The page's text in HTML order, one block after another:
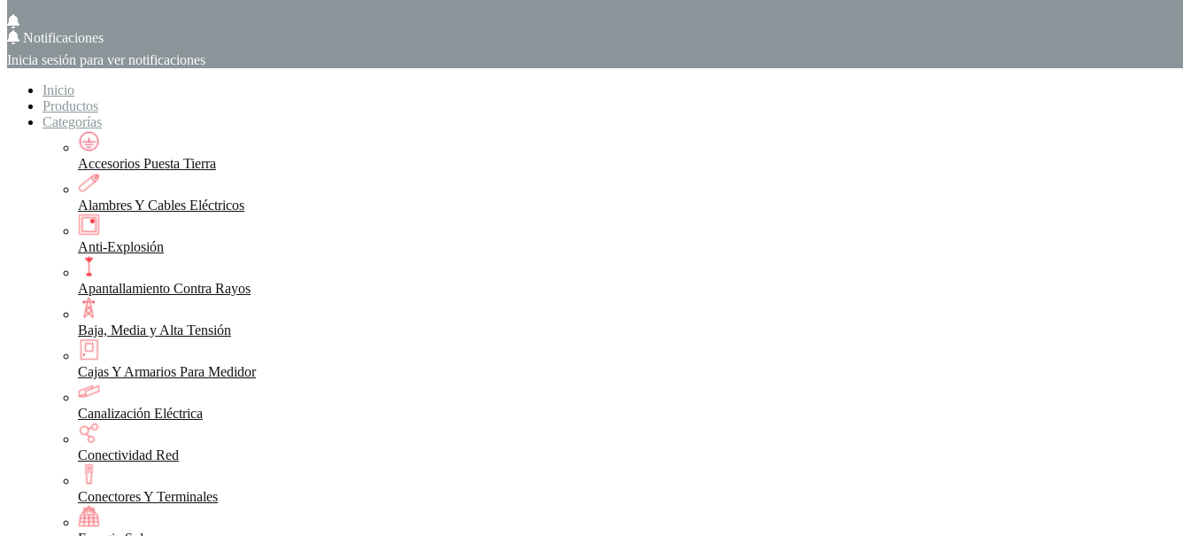
Notificaciones
Inicia sesión para ver notificaciones
Inicio
Productos
Categorías
Accesorios Puesta Tierra
Alambres Y Cables Eléctricos
Anti-Explosión
Apantallamiento Contra Rayos
Baja, Media y Alta Tensión
Cajas Y Armarios Para Medidor
Canalización Eléctrica
Conectividad Red
Conectores Y Terminales